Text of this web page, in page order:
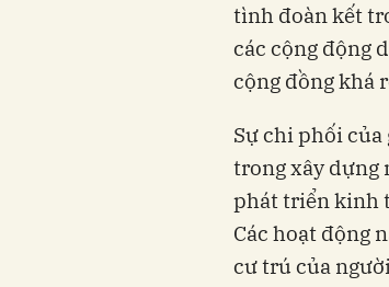
tình đoàn kết
các cộng động
cộng đồng khá
Sự chi phối của
trong xây dựng
phát triển kinh
Các hoạt động
cư trú của